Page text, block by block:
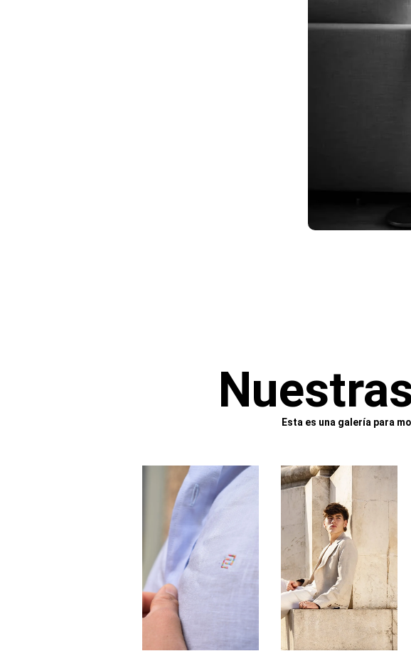
Esta es una galería para